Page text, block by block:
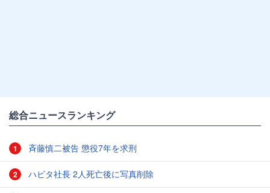
総合ニュースランキング
1 斉藤慎二被告 懲役7年を求刑
2 ハビタ社長 2人死亡後に写真削除